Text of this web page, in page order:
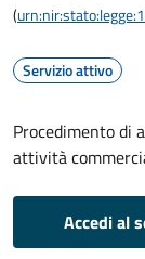
(
Servizio attivo
Procedimento di
attività
Accedi al